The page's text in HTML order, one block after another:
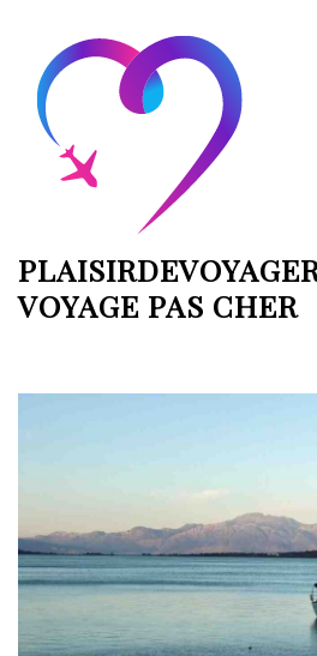
contenu
(Pressez
Entrée)
VOYAGE PAS CHER